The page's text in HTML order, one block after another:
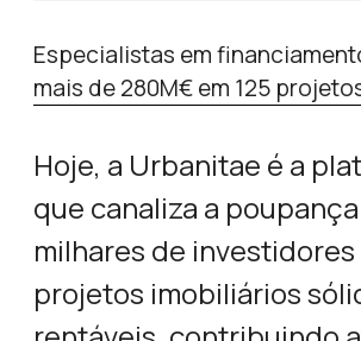
Especialistas em
mais de 280M€ em 125
Hoje, a Urbanitae é a
que canaliza a
milhares de investidores
projetos imobiliários